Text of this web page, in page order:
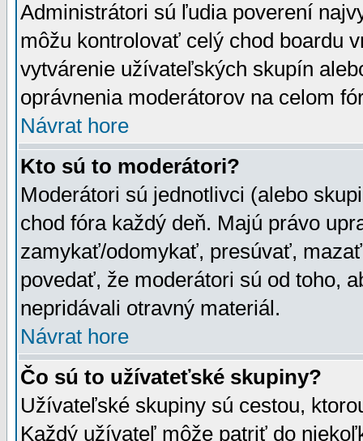
Administrátori sú ľudia poverení
môžu kontrolovať celý chod boardu
vytvárenie užívateľských skupín
oprávnenia moderátorov na celom
Návrat hore
Kto sú to moderátori?
Moderátori sú jednotlivci (alebo
chod fóra každý deň. Majú právo
zamykať/odomykať, presúvať,
povedať, že moderátori sú od toho,
nepridávali otravný materiál.
Návrat hore
Čo sú to užívateťské skupiny?
Užívateľské skupiny sú cestou,
Každý užívateľ môže patriť do